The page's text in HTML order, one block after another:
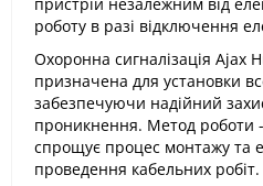
роботу в разі відключення
Охоронна сигналізація Ajax
призначена для установки
забезпечуючи надійний
проникнення. Метод роботи
спрощує процес монтажу та
проведення кабельних робіт.